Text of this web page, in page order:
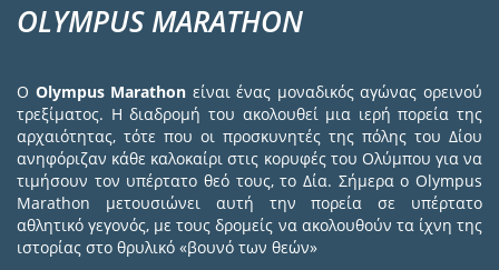
OLYMPUS MARATHON
Ο Olympus Marathon είναι ένας μοναδικός αγώνας ορεινού
τρεξίματος. Η διαδρομή του ακολουθεί μια ιερή πορεία της
αρχαιότητας, τότε που οι προσκυνητές της πόλης του Δίου
ανηφόριζαν κάθε καλοκαίρι στις κορυφές του Ολύμπου για να
τιμήσουν τον υπέρτατο θεό τους, το Δία. Σήμερα ο Olympus
Marathon μετουσιώνει αυτή την πορεία σε υπέρτατο
αθλητικό γεγονός, με τους δρομείς να ακολουθούν τα ίχνη της
ιστορίας στο θρυλικό «βουνό των θεών»